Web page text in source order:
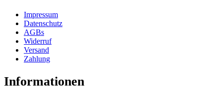
Impressum
Datenschutz
AGBs
Widerruf
Versand
Zahlung
Informationen